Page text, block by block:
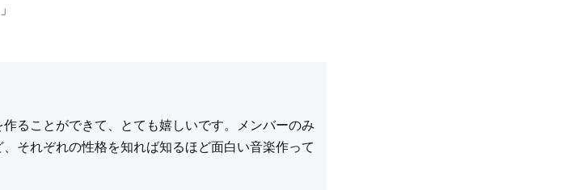
ることができて、とても嬉しいです。メンバーのみ
それぞれの性格を知れば知るほど面白い音楽作って